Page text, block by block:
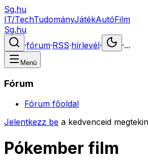
Sg.hu
IT/TechTudományJátékAutóFilm
Sg.hu
·fórum·RSS·hírlevél· ·...
Menü
Fórum
Fórum főoldal
Jelentkezz be a kedvenceid
Pókember film